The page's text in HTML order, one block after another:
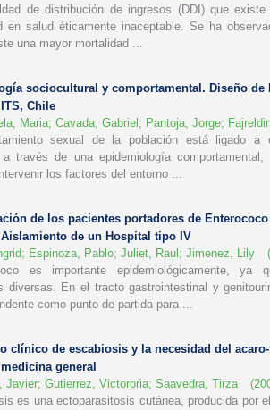
de distribución de ingresos (DDI) que
en salud éticamente inaceptable. Se ha
una mayor mortalidad ...
sociocultural y comportamental. Diseño de
Chile
Maria; Cavada, Gabriel ; Pantoja, Jorge;
sexual de la población está ligado a
a través de una epidemiología
los factores del entorno ...
de los pacientes portadores de
de un Hospital tipo IV
; Espinoza, Pablo; Juliet, Raul ; Jimenez, Lily
(
es importante epidemiológicamente, ya
diversas. En el tracto gastrointestinal y
como punto de partida para ...
clínico de escabiosis y la necesidad del
general
Javier; Gutierrez, Victororia; Saavedra, Tirza (
es una ectoparasitosis cutánea, producida por